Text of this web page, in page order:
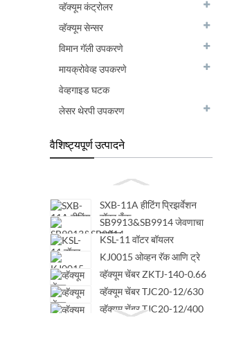
व्हॅक्यूम कंट्रोलर
व्हॅक्यूम सेन्सर
विमान गॅली उपकरणे
मायक्रोवेव्ह उपकरणे
वेव्हगाइड घटक
लेसर थेरपी उपकरण
वैशिष्ट्यपूर्ण उत्पादने
SXB-11A हीटिंग प्रिझर्वेशन
वॉटर टँक
SB9913&SB9914 जेवणाचा
ड्रॉवर
KSL-11 वॉटर बॉयलर
KJ0015 ओव्हन रॅक आणि ट्रे
व्हॅक्यूम चेंबर ZKTJ-140-0.66
व्हॅक्यूम चेंबर TJC20-12/630
व्हॅक्यूम चेंबर TJC20-12/400